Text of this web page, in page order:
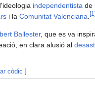
independentista de
i la Comunitat Valenciana [1 ]
Ballester, que es va
en clara alusió al
còdic ]